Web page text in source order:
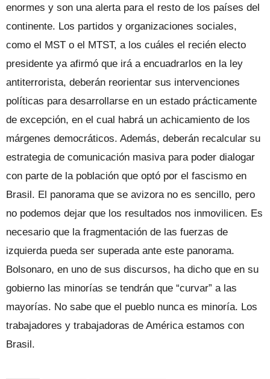
enormes y son una alerta para el resto de los países del
continente. Los partidos y organizaciones sociales,
como el MST o el MTST, a los cuáles el recién electo
presidente ya afirmó que irá a encuadrarlos en la ley
antiterrorista, deberán reorientar sus intervenciones
políticas para desarrollarse en un estado prácticamente
de excepción, en el cual habrá un achicamiento de los
márgenes democráticos. Además, deberán recalcular su
estrategia de comunicación masiva para poder dialogar
con parte de la población que optó por el fascismo en
Brasil. El panorama que se avizora no es sencillo, pero
no podemos dejar que los resultados nos inmovilicen. Es
necesario que la fragmentación de las fuerzas de
izquierda pueda ser superada ante este panorama.
Bolsonaro, en uno de sus discursos, ha dicho que en su
gobierno las minorías se tendrán que “curvar” a las
mayorías. No sabe que el pueblo nunca es minoría. Los
trabajadores y trabajadoras de América estamos con
Brasil.